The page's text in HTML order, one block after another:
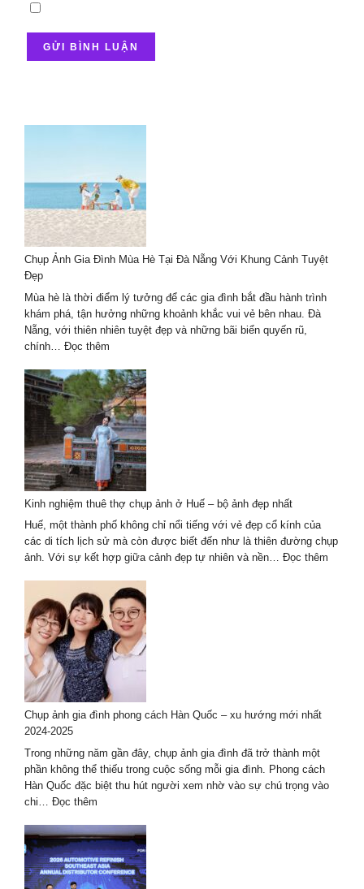
Chụp Ảnh Gia Đình Mùa Hè Tại Đà Nẵng Với Khung Cảnh Tuyệt
Đẹp
Mùa hè là thời điểm lý tưởng để các gia đình bắt đầu hành trình
khám phá, tận hưởng những khoảnh khắc vui vẻ bên nhau. Đà
Nẵng, với thiên nhiên tuyệt đẹp và những bãi biển quyến rũ,
chính… Đọc thêm
Ảnh
Gia
Đình
Mùa
Hè
Tại
Đà
Nẵng
Với
Khung
Cảnh
Tuyệt
Kinh nghiệm thuê thợ chụp ảnh ở Huế – bộ ảnh đẹp nhất
Huế, một thành phố không chỉ nổi tiếng với vẻ đẹp cổ kính của
các di tích lịch sử mà còn được biết đến như là thiên đường chụp
ảnh. Với sự kết hợp giữa cảnh đẹp tự nhiên và nền… Đọc thêm
Chụp ảnh gia đình phong cách Hàn Quốc – xu hướng mới nhất
2024-2025
Trong những năm gần đây, chụp ảnh gia đình đã trở thành một
phần không thể thiếu trong cuộc sống mỗi gia đình. Phong cách
Hàn Quốc đặc biệt thu hút người xem nhờ vào sự chú trọng vào
chi… Đọc thêm
ảnh
gia
đình
phong